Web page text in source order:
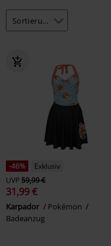
-46%
Exklusiv
UVP59,99 €
31,99 €
Karpador
Pokémon
Badeanzug